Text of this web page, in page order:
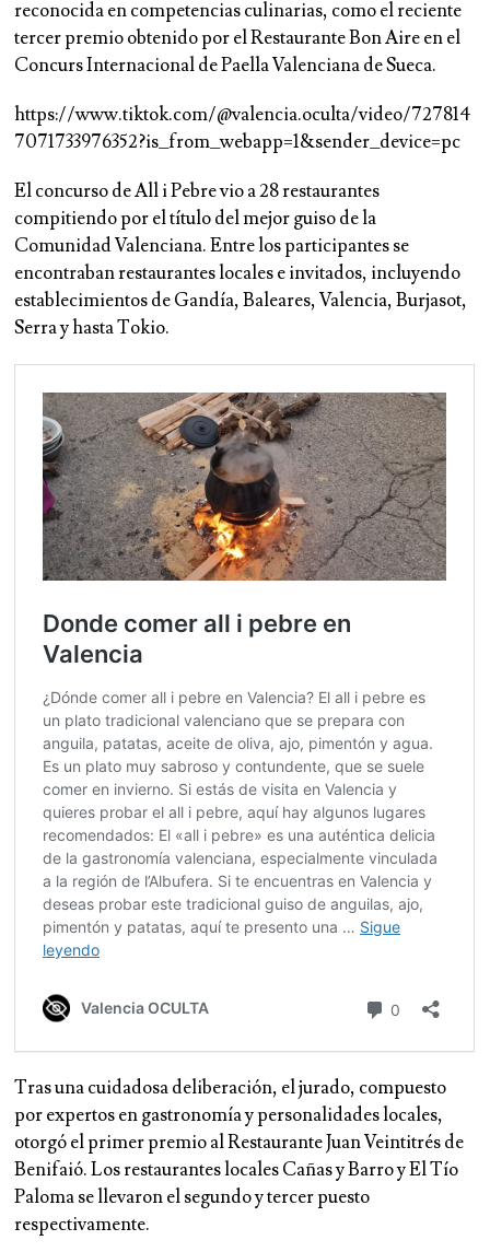
reconocida en competencias culinarias, como el reciente
tercer premio obtenido por el Restaurante Bon Aire en el
Concurs Internacional de Paella Valenciana de Sueca.
https://www.tiktok.com/@valencia.oculta/video/727814
7071733976352?is_from_webapp=1&sender_device=pc
El concurso de All i Pebre vio a 28 restaurantes
compitiendo por el título del mejor guiso de la
Comunidad Valenciana. Entre los participantes se
encontraban restaurantes locales e invitados, incluyendo
establecimientos de Gandía, Baleares, Valencia, Burjasot,
Serra y hasta Tokio.
Tras una cuidadosa deliberación, el jurado, compuesto
por expertos en gastronomía y personalidades locales,
otorgó el primer premio al Restaurante Juan Veintitrés de
Benifaió. Los restaurantes locales Cañas y Barro y El Tío
Paloma se llevaron el segundo y tercer puesto
respectivamente.